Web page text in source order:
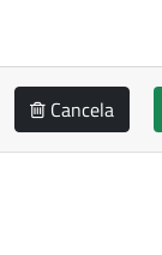
Cancela